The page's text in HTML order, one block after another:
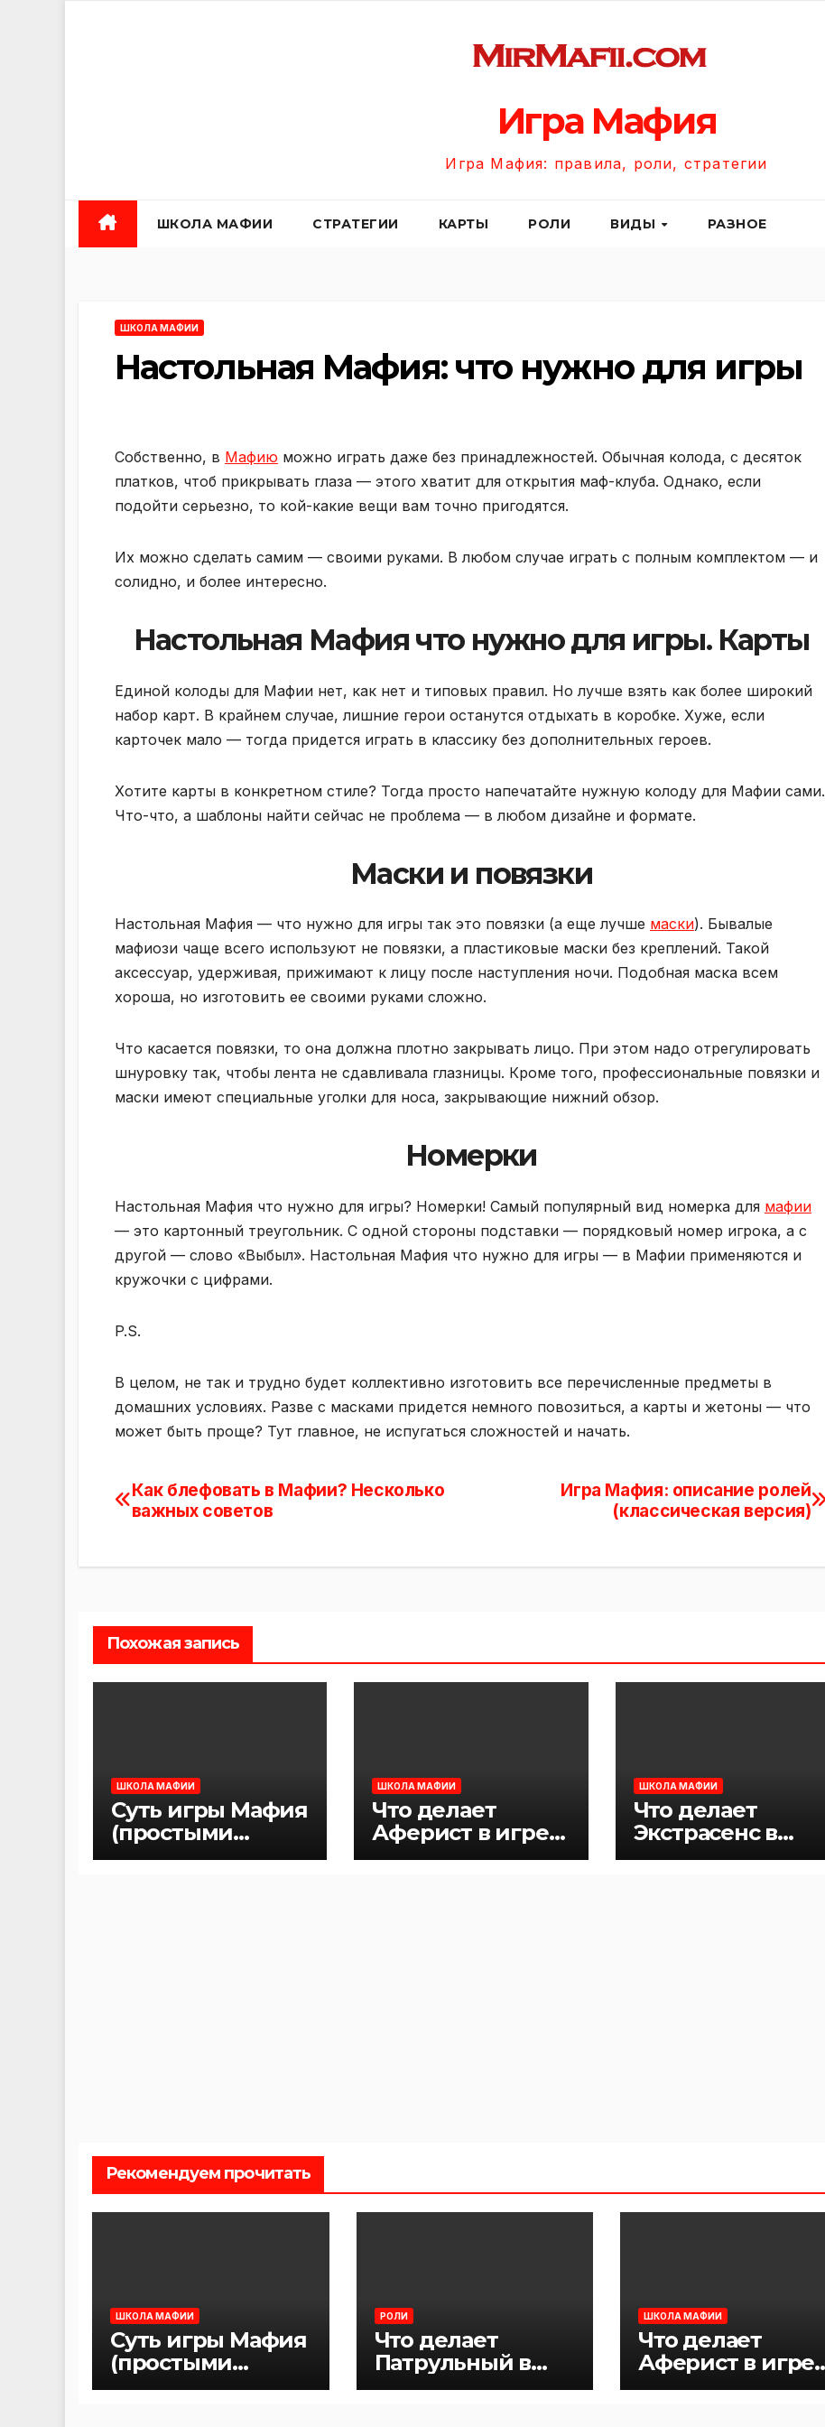
Игра Мафия
Игра Мафия: правила, роли, стратегии
ШКОЛА МАФИИ СТРАТЕГИИ КАРТЫ РОЛИ ВИДЫ РАЗНОЕ
ШКОЛА МАФИИ
Настольная Мафия: что нужно для игры
Собственно, в Мафию можно играть даже без принадлежностей. Обычная колода, с десяток
платков, чтоб прикрывать глаза — этого хватит для открытия маф-клуба. Однако, если
подойти серьезно, то кой-какие вещи вам точно пригодятся.
Их можно сделать самим — своими руками. В любом случае играть с полным комплектом — и
солидно, и более интересно.
Настольная Мафия что нужно для игры. Карты
Единой колоды для Мафии нет, как нет и типовых правил. Но лучше взять как более широкий
набор карт. В крайнем случае, лишние герои останутся отдыхать в коробке. Хуже, если
карточек мало — тогда придется играть в классику без дополнительных героев.
Хотите карты в конкретном стиле? Тогда просто напечатайте нужную колоду для Мафии сами.
Что-что, а шаблоны найти сейчас не проблема — в любом дизайне и формате.
Маски и повязки
Настольная Мафия — что нужно для игры так это повязки (а еще лучше маски). Бывалые
мафиози чаще всего используют не повязки, а пластиковые маски без креплений. Такой
аксессуар, удерживая, прижимают к лицу после наступления ночи. Подобная маска всем
хороша, но изготовить ее своими руками сложно.
Что касается повязки, то она должна плотно закрывать лицо. При этом надо отрегулировать
шнуровку так, чтобы лента не сдавливала глазницы. Кроме того, профессиональные повязки и
маски имеют специальные уголки для носа, закрывающие нижний обзор.
Номерки
Настольная Мафия что нужно для игры? Номерки! Самый популярный вид номерка для мафии
— это картонный треугольник. С одной стороны подставки — порядковый номер игрока, а с
другой — слово «Выбыл». Настольная Мафия что нужно для игры — в Мафии применяются и
кружочки с цифрами.
P.S.
В целом, не так и трудно будет коллективно изготовить все перечисленные предметы в
домашних условиях. Разве с масками придется немного повозиться, а карты и жетоны — что
может быть проще? Тут главное, не испугаться сложностей и начать.
Навигация
записям
Игра Мафия: описание ролей
(классическая версия)
Как блефовать в Мафии? Несколько
важных советов
Похожая запись
ШКОЛА МАФИИ
Суть игры Мафия
(простыми
словами)
ШКОЛА МАФИИ
Что делает
Аферист в игре
Мафия
ШКОЛА МАФИИ
Что делает
Экстрасенс в
игре Мафия
Рекомендуем прочитать
ШКОЛА МАФИИ
Суть игры Мафия
(простыми
словами)
РОЛИ
Что делает
Патрульный в
игре Мафия
ШКОЛА МАФИИ
Что делает
Аферист в игре
Мафия